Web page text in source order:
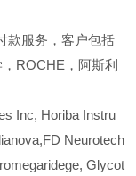
款服务，客户包括
ROCHE，阿斯利
Inc, Horiba Instru
Neurotech
Glycot